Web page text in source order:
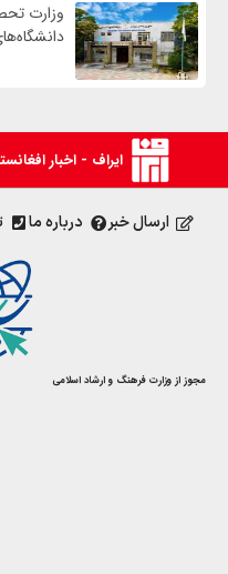
ایراف - اخبار
ارسال خبر درباره ما
مجوز از وزارت فرهنگ و ارشاد اسلامی